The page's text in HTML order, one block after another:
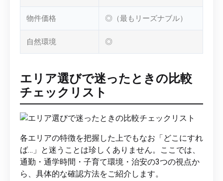
物件価格 ◎（最もリーズナブル）
自然環境 ◎
エリア選びで迷ったときの比較
チェックリスト
各エリアの特徴を把握した上でもなお「どこにすれ
ば…」と迷うことは珍しくありません。ここでは、
通勤・通学時間・子育て環境・治安の3つの視点か
ら、具体的な確認方法をご紹介します。